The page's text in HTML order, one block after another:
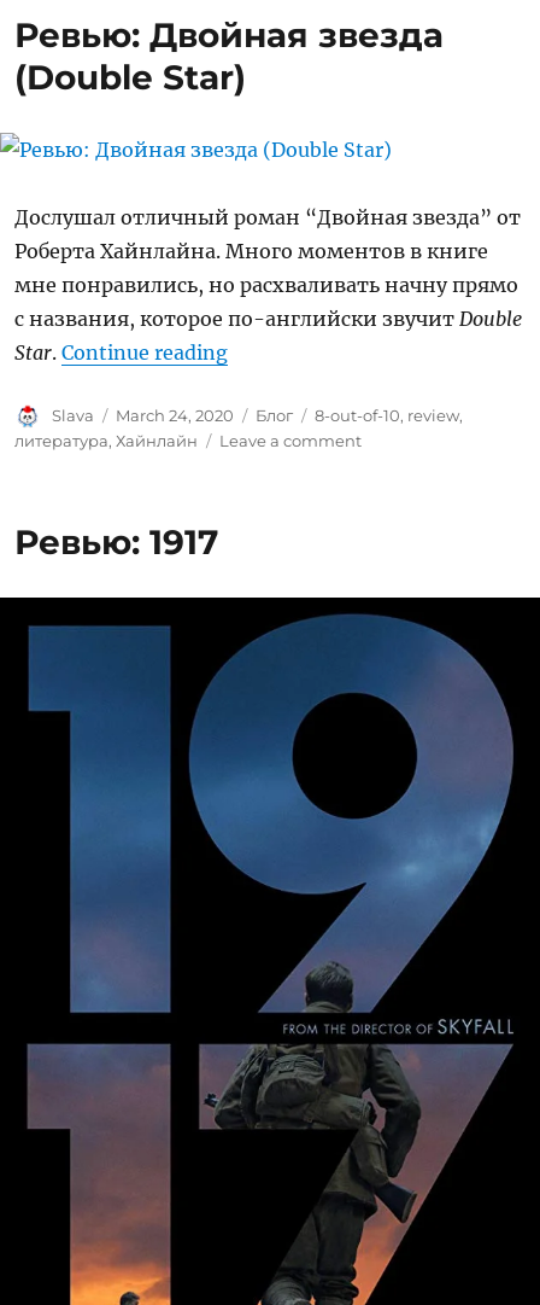
Ревью: Двойная звезда
(Double Star)
Дослушал отличный роман “Двойная звезда” от
Роберта Хайнлайна. Много моментов в книге
мне понравились, но расхваливать начну прямо
с названия, которое по-английски звучит Double
Star. Continue reading“Ревью: Двойная звезда
Author
Slava
Posted
on
March 24, 2020 Categories
Блог Tags
8-out-of-10, review,
литература, Хайнлайн Leave a commenton
Ревью: 1917